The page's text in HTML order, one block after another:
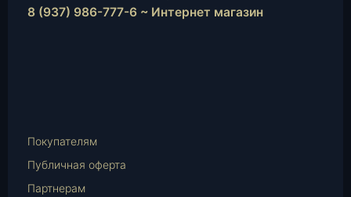
8 (937) 986-777-6 ~ Интернет магазин
Mail
Покупателям
Публичная оферта
Партнерам